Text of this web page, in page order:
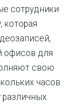
сотрудники
которая
офисов для
свою
часов
различных